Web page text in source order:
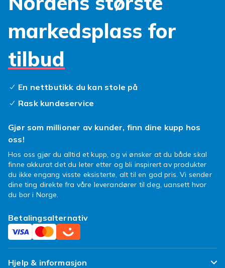
og fall, og bevarer telefonens verdi over tid. Å
er smart for mobilens velvære!
om mer enn bare utseende; det handler om å
uttrykke deg selv. Med et ensfarget design får
du en ren og sofistikert look som aldri går av
å passe perfekt, slik at alle knapper og porter
plunder og kan nyte telefonen din fullt ut,
som ser bra ut.
Så, hva venter du på? Gi din Samsung Galaxy
S6 den oppgraderingen den fortjener med et
stilig ensfarget deksel. Perfekt beskyttelse og
markedsplass for
tilbud
En nettbutikk du kan stole på
Rask kundeservice
Gjør som millioner av kunder, finn dine kupp hos
oss!
Hos oss gjør du alltid et kupp, og vi ønsker at du både skal
finne akkurat det du leter etter og bli inspirert av produkter
du ikke engang visste eksisterte, alt til en god pris. Vi sender
dine ting direkte fra våre leverandører til deg, uansett hvor
du bor i Norge.
Betalingsalternativ
Hjelp & informasjon